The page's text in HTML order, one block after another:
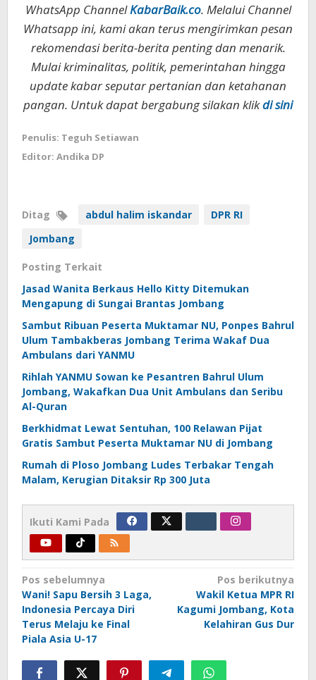
WhatsApp ChannelKabarBaik.co. Melalui Channel
Whatsapp ini, kami akan terus mengirimkan pesan
rekomendasi berita-berita penting dan menarik.
Mulai kriminalitas, politik, pemerintahan hingga
update kabar seputar pertanian dan ketahanan
pangan. Untuk dapat bergabung silakan klikdi sini
Penulis: Teguh Setiawan
Editor: Andika DP
Ditag abdul halim iskandar
DPR RI
Jombang
Posting Terkait
Jasad Wanita Berkaus Hello Kitty Ditemukan
Mengapung di Sungai Brantas Jombang
Sambut Ribuan Peserta Muktamar NU, Ponpes Bahrul
Ulum Tambakberas Jombang Terima Wakaf Dua
Ambulans dari YANMU
Rihlah YANMU Sowan ke Pesantren Bahrul Ulum
Jombang, Wakafkan Dua Unit Ambulans dan Seribu
Al-Quran
Berkhidmat Lewat Sentuhan, 100 Relawan Pijat
Gratis Sambut Peserta Muktamar NU di Jombang
Rumah di Ploso Jombang Ludes Terbakar Tengah
Malam, Kerugian Ditaksir Rp 300 Juta
Ikuti Kami Pada
Navigasi
pos
Pos sebelumnya
Wani! Sapu Bersih 3 Laga,
Indonesia Percaya Diri
Terus Melaju ke Final
Piala Asia U-17
Pos berikutnya
Wakil Ketua MPR RI
Kagumi Jombang, Kota
Kelahiran Gus Dur